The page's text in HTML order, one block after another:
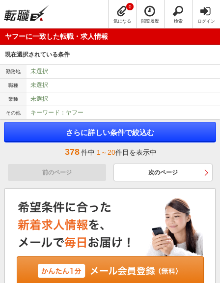
気になる
0
閲覧履歴 検索 ログイン
ヤフーに一致した転職・求人情報
現在選択されている条件
勤務地 未選択
職種 未選択
業種 未選択
その他 キーワード：ヤフー
さらに詳しい条件で絞込む
378件中 1～20件目を表示中
前のページ 次のページ